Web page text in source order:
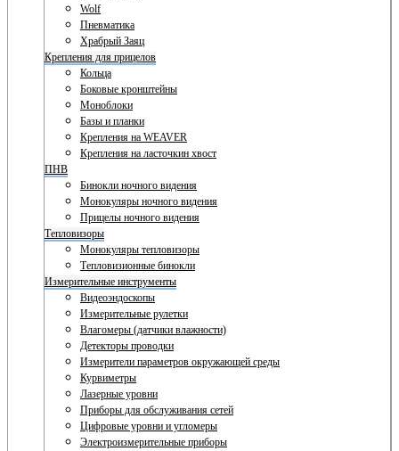
Wolf
Пневматика
Храбрый Заяц
Крепления для прицелов
Кольца
Боковые кронштейны
Моноблоки
Базы и планки
Крепления на WEAVER
Крепления на ласточкин хвост
ПНВ
Бинокли ночного видения
Монокуляры ночного видения
Прицелы ночного видения
Тепловизоры
Монокуляры тепловизоры
Тепловизионные бинокли
Измерительные инструменты
Видеоэндоскопы
Измерительные рулетки
Влагомеры (датчики влажности)
Детекторы проводки
Измерители параметров окружающей среды
Курвиметры
Лазерные уровни
Приборы для обслуживания сетей
Цифровые уровни и угломеры
Электроизмерительные приборы